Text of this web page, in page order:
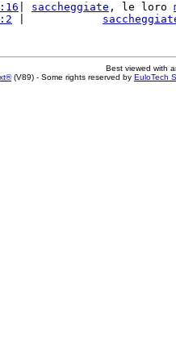
saccheggiate , le loro
Best viewed with
(V89) - Some rights reserved by EuloTech